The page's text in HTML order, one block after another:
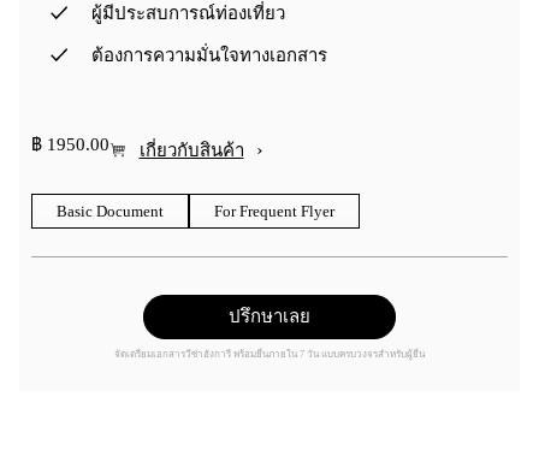
ผู้มีประสบการณ์ท่องเที่ยว
ต้องการความมั่นใจทางเอกสาร
฿ 1950.00 เกี่ยวกับสินค้า ›
Basic Document For Frequent Flyer
ปรึกษาเลย
จัดเตรียมเอกสารวีซ่าฮังการี พร้อมยื่นภายใน 7 วัน แบบครบวงจรสำหรับผู้ยื่น